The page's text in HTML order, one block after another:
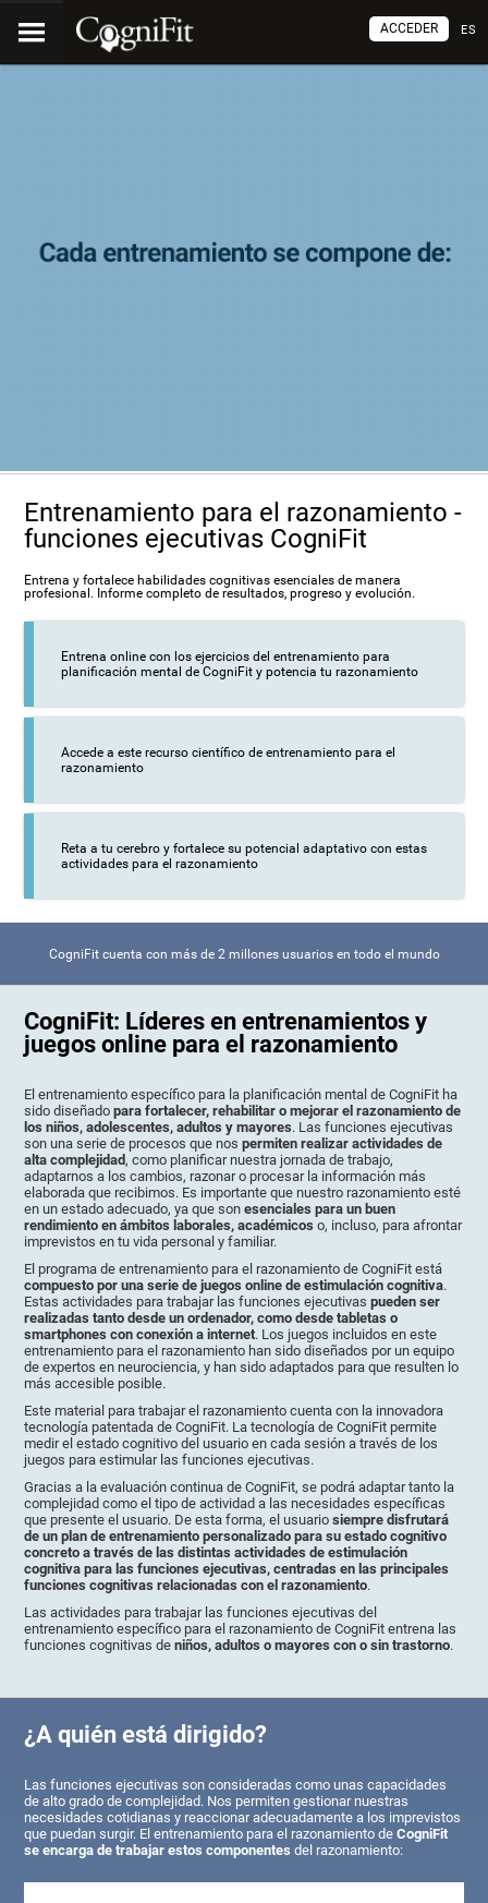
ES
ACCEDER
Entrenamiento para el razonamiento -
funciones ejecutivas CogniFit
Entrena y fortalece habilidades cognitivas esenciales de manera
profesional. Informe completo de resultados, progreso y evolución.
Entrena online con los ejercicios del entrenamiento para
planificación mental de CogniFit y potencia tu razonamiento
Accede a este recurso científico de entrenamiento para el
razonamiento
Reta a tu cerebro y fortalece su potencial adaptativo con estas
actividades para el razonamiento
CogniFit cuenta con más de 2 millones usuarios en todo el mundo
CogniFit: Líderes en entrenamientos y
juegos online para el razonamiento
El entrenamiento específico para la planificación mental de CogniFit ha
sido diseñadopara fortalecer, rehabilitar o mejorar el razonamiento de
los niños, adolescentes, adultos y mayores. Las funciones ejecutivas
son una serie de procesos que nospermiten realizar actividades de
alta complejidad, como planificar nuestra jornada de trabajo,
adaptarnos a los cambios, razonar o procesar la información más
elaborada que recibimos. Es importante que nuestro razonamiento esté
en un estado adecuado, ya que sonesenciales para un buen
rendimiento en ámbitos laborales, académicos o, incluso, para afrontar
imprevistos en tu vida personal y familiar.
El programa de entrenamiento para el razonamiento de CogniFit está
compuesto por una serie de juegos online de estimulación cognitiva.
Estas actividades para trabajar las funciones ejecutivaspueden ser
realizadas tanto desde un ordenador, como desde tabletas o
smartphones con conexión a internet. Los juegos incluidos en este
entrenamiento para el razonamiento han sido diseñados por un equipo
de expertos en neurociencia, y han sido adaptados para que resulten lo
más accesible posible.
Este material para trabajar el razonamiento cuenta con la innovadora
tecnología patentada de CogniFit. La tecnología de CogniFit permite
medir el estado cognitivo del usuario en cada sesión a través de los
juegos para estimular las funciones ejecutivas.
Gracias a la evaluación continua de CogniFit, se podrá adaptar tanto la
complejidad como el tipo de actividad a las necesidades específicas
que presente el usuario. De esta forma, el usuariosiempre disfrutará
de un plan de entrenamiento personalizado para su estado cognitivo
concreto a través de las distintas actividades de estimulación
cognitiva para las funciones ejecutivas, centradas en las principales
funciones cognitivas relacionadas con el razonamiento.
Las actividades para trabajar las funciones ejecutivas del
entrenamiento específico para el razonamiento de CogniFit entrena las
funciones cognitivas deniños, adultos o mayores con o sin trastorno.
¿A quién está dirigido?
Las funciones ejecutivas son consideradas como unas capacidades
de alto grado de complejidad. Nos permiten gestionar nuestras
necesidades cotidianas y reaccionar adecuadamente a los imprevistos
que puedan surgir. El entrenamiento para el razonamiento deCogniFit
se encarga de trabajar estos componentesdel razonamiento: